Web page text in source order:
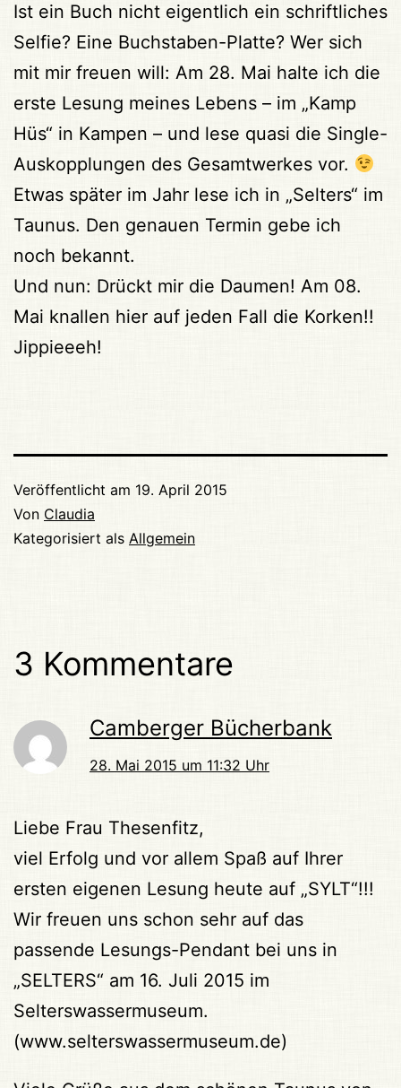
Ist ein Buch nicht eigentlich ein schriftliches
Selfie? Eine Buchstaben-Platte? Wer sich
mit mir freuen will: Am 28. Mai halte ich die
erste Lesung meines Lebens – im „Kamp
Hüs“ in Kampen – und lese quasi die Single-
Auskopplungen des Gesamtwerkes vor.
Etwas später im Jahr lese ich in „Selters“ im
Taunus. Den genauen Termin gebe ich
noch bekannt.
Und nun: Drückt mir die Daumen! Am 08.
Mai knallen hier auf jeden Fall die Korken!!
Jippieeeh!
Veröffentlicht am 19. April 2015
Von Claudia
Kategorisiert als Allgemein
3 Kommentare
Camberger Bücherbank
28. Mai 2015 um 11:32 Uhr
Liebe Frau Thesenfitz,
viel Erfolg und vor allem Spaß auf Ihrer
ersten eigenen Lesung heute auf „SYLT“!!!
Wir freuen uns schon sehr auf das
passende Lesungs-Pendant bei uns in
„SELTERS“ am 16. Juli 2015 im
Selterswassermuseum.
(www.selterswassermuseum.de)